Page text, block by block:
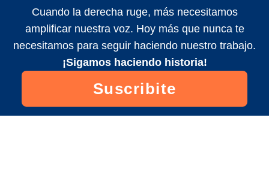
Cuando la derecha ruge, más necesitamos
amplificar nuestra voz. Hoy más que nunca te
necesitamos para seguir haciendo nuestro trabajo.
¡Sigamos haciendo historia!
Suscribite